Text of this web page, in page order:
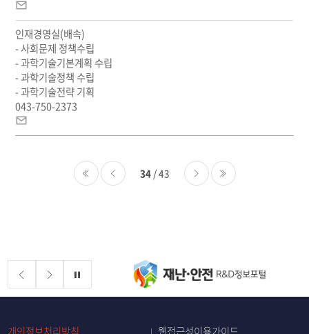
메
일
인재경영실(배속)
- 사회문제 정책수립
- 과학기술기본계획 수립
- 과학기술정책 수립
- 과학기술전략 기획
043-750-2373
메
34 / 43
배너존